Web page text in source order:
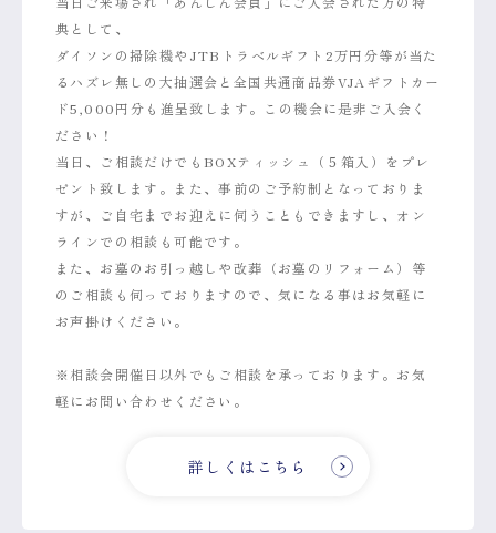
典として、
ダイソンの掃除機やJTBトラベルギフト2万円分等が当た
るハズレ無しの大抽選会と全国共通商品券VJAギフトカー
ド5,000円分も進呈致します。この機会に是非ご入会く
ださい！
当日、ご相談だけでもBOXティッシュ（５箱入）をプレ
ゼント致します。また、事前のご予約制となっておりま
すが、ご自宅までお迎えに伺うこともできますし、オン
ラインでの相談も可能です。
また、お墓のお引っ越しや改葬（お墓のリフォーム）等
のご相談も伺っておりますので、気になる事はお気軽に
お声掛けください。
※相談会開催日以外でもご相談を承っております。お気
軽にお問い合わせください。
詳しくはこちら